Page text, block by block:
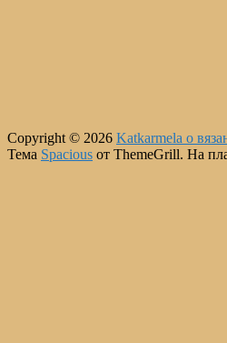
Copyright © 2026 Katkarmela о
Тема Spacious от ThemeGrill. На